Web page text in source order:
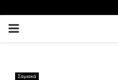
PRIMARY
Σαμιακά